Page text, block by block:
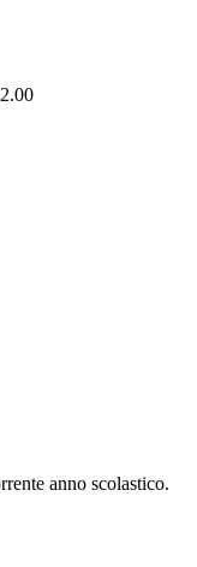
anno scolastico.